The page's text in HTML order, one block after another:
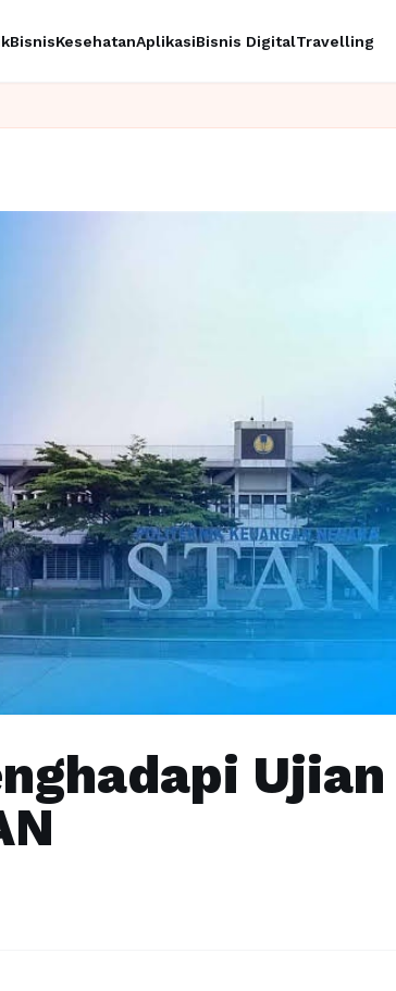
BisnisKesehatanAplikasiBisnis DigitalTravelling
Ujian